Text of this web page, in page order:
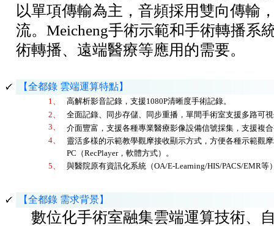
以單項傳輸為主，音頻採用雙向傳輸
流。Meicheng手術示範和手術轉播系
術轉播、遠端醫療等應用的需要。
【全都錄 雲端運算特點】
1、
高解析影音記錄，支援1080P清晰度手術記錄。
2、
全面記錄、同步存儲、同步重播，單間手術室支援多路可
3、
介面豐富，支援各種專業醫療影像設備信號採集，支援複
4、
靈活多樣的示範教學觀摩接收顯示方式，方便各種示範觀
PC（RecPlayer，軟體方式）。
5、
與醫院原有資訊化系統（OA/E-Learning/HIS/PACS/EMR
【全都錄 需求背景】
數位化手術室融集雲端運算技術、